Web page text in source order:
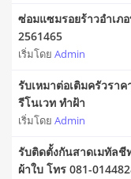
ซ่อมแซมรอยร้าวอำเภ
2561465
เริ่มโดย Admin
รับเหมาต่อเติมครัวรา
รีโนเวท ทำฝ้า
เริ่มโดย Admin
รับติดตั้งกันสาดเมทัลชี
ผ้าใบ โทร 081-